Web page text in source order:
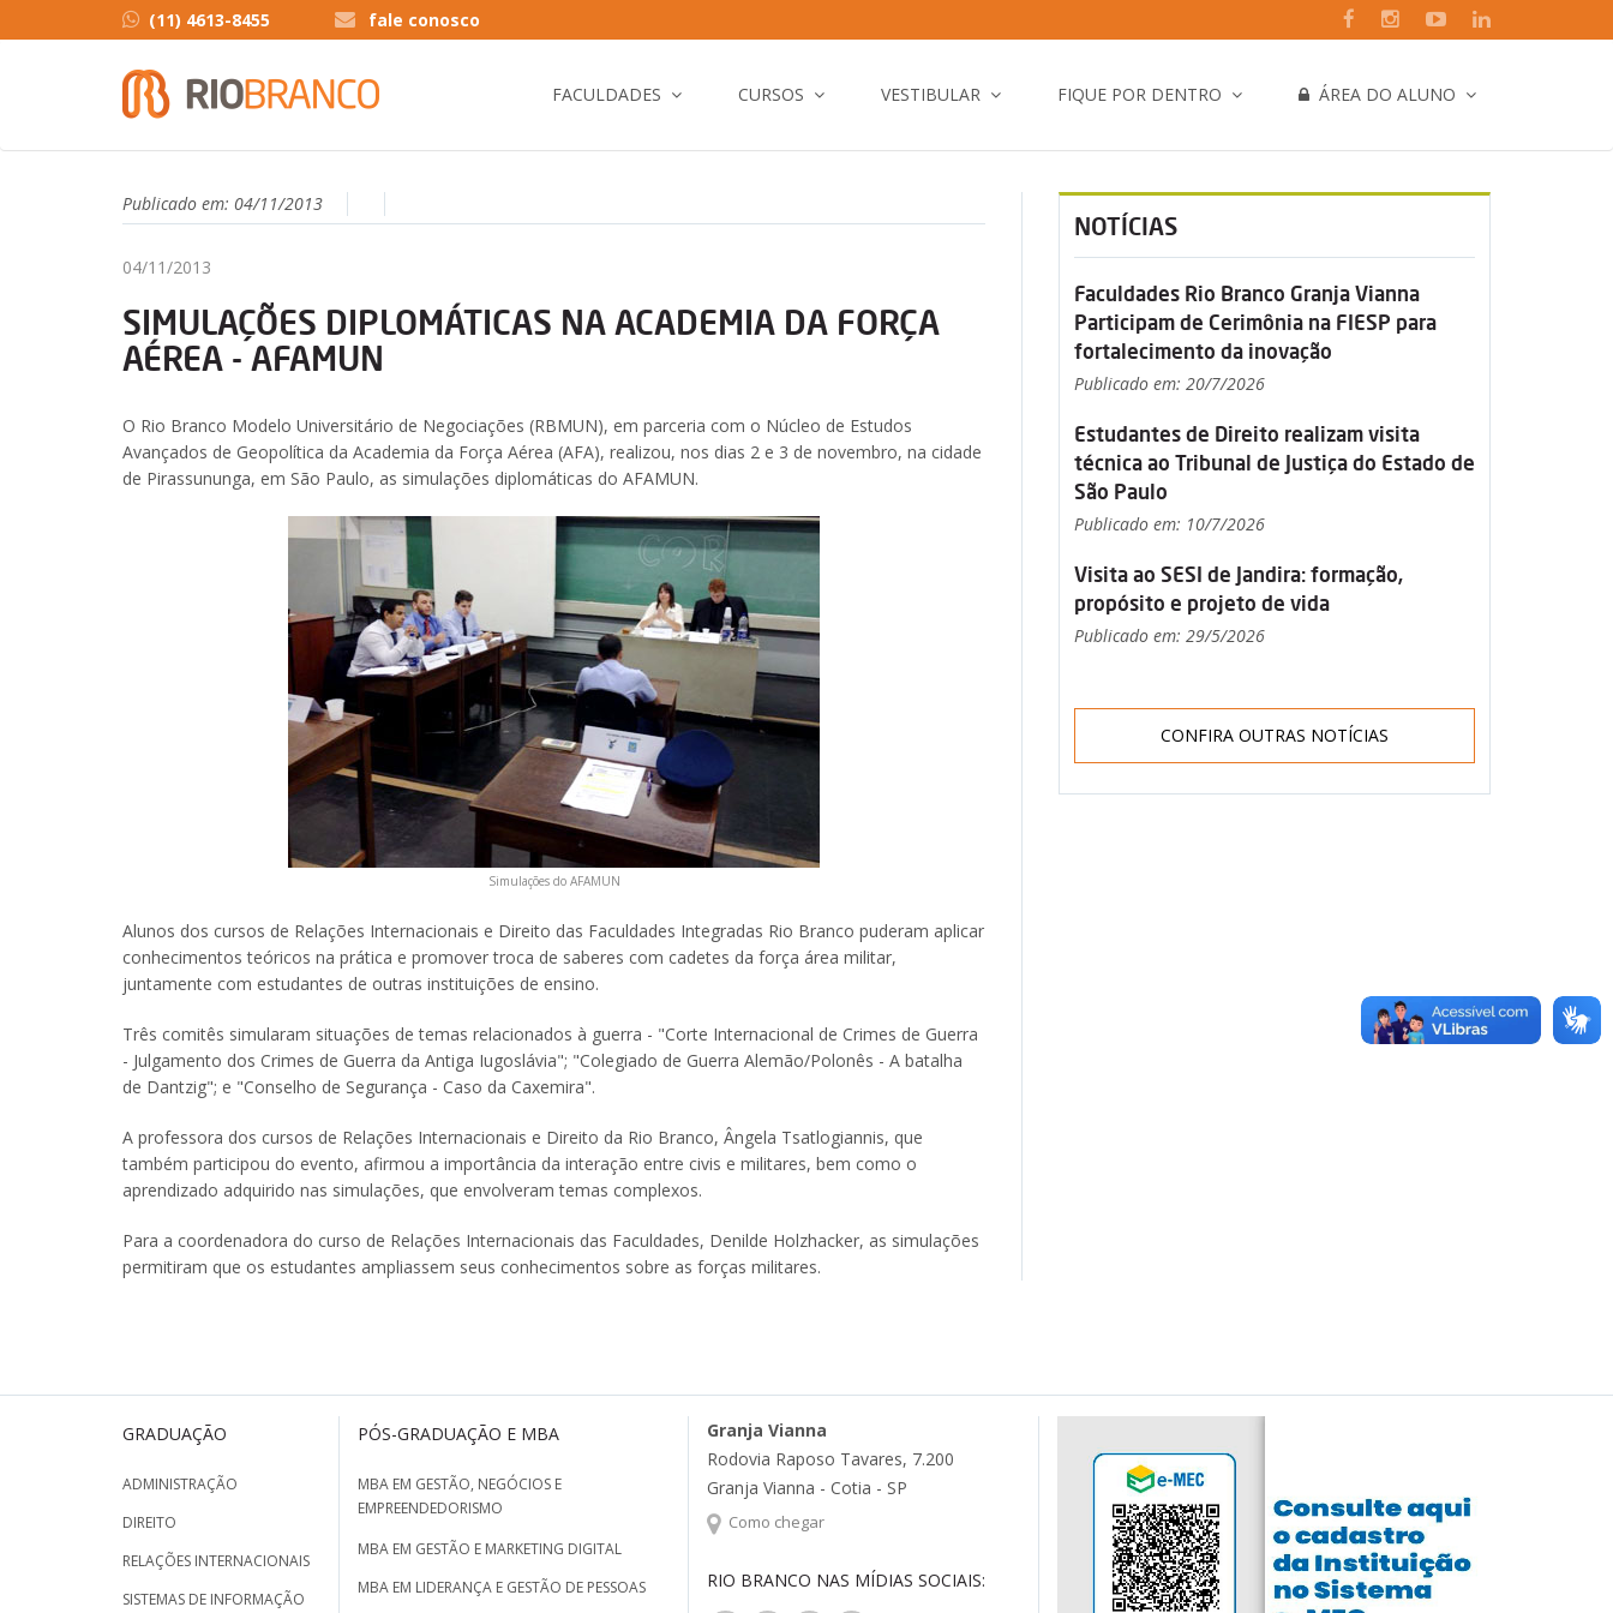
(11) 4613-8455 fale conosco
FACULDADES CURSOS VESTIBULAR FIQUE POR DENTRO ÁREA DO ALUNO
Publicado em: 04/11/2013
04/11/2013
SIMULAÇÕES DIPLOMÁTICAS NA ACADEMIA DA FORÇA
AÉREA - AFAMUN
O Rio Branco Modelo Universitário de Negociações (RBMUN), em parceria com o Núcleo de Estudos
Avançados de Geopolítica da Academia da Força Aérea (AFA), realizou, nos dias 2 e 3 de novembro, na cidade
de Pirassununga, em São Paulo, as simulações diplomáticas do AFAMUN.
Simulações do AFAMUN
Alunos dos cursos de Relações Internacionais e Direito das Faculdades Integradas Rio Branco puderam aplicar
conhecimentos teóricos na prática e promover troca de saberes com cadetes da força área militar,
juntamente com estudantes de outras instituições de ensino.
Três comitês simularam situações de temas relacionados à guerra - "Corte Internacional de Crimes de Guerra
- Julgamento dos Crimes de Guerra da Antiga Iugoslávia"; "Colegiado de Guerra Alemão/Polonês - A batalha
de Dantzig"; e "Conselho de Segurança - Caso da Caxemira".
A professora dos cursos de Relações Internacionais e Direito da Rio Branco, Ângela Tsatlogiannis, que
também participou do evento, afirmou a importância da interação entre civis e militares, bem como o
aprendizado adquirido nas simulações, que envolveram temas complexos.
Para a coordenadora do curso de Relações Internacionais das Faculdades, Denilde Holzhacker, as simulações
permitiram que os estudantes ampliassem seus conhecimentos sobre as forças militares.
NOTÍCIAS
Faculdades Rio Branco Granja Vianna
Participam de Cerimônia na FIESP para
fortalecimento da inovação
Publicado em: 20/7/2026
Estudantes de Direito realizam visita
técnica ao Tribunal de Justiça do Estado de
São Paulo
Publicado em: 10/7/2026
Visita ao SESI de Jandira: formação,
propósito e projeto de vida
Publicado em: 29/5/2026
CONFIRA OUTRAS NOTÍCIAS
GRADUAÇÃO
ADMINISTRAÇÃO
DIREITO
RELAÇÕES INTERNACIONAIS
SISTEMAS DE INFORMAÇÃO
PÓS-GRADUAÇÃO E MBA
MBA EM GESTÃO, NEGÓCIOS E
EMPREENDEDORISMO
MBA EM GESTÃO E MARKETING DIGITAL
MBA EM LIDERANÇA E GESTÃO DE PESSOAS
Granja Vianna
Rodovia Raposo Tavares, 7.200
Granja Vianna - Cotia - SP
Como chegar
RIO BRANCO NAS MÍDIAS SOCIAIS: